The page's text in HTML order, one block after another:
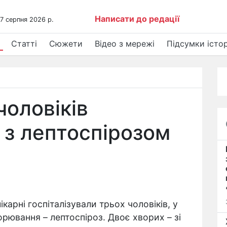
серпня 2026 р. Написати до редації
Статті Сюжети Відео з мережі Підсумки
з лептоспірозом
госпіталізували трьох чоловіків, у
– лептоспіроз. Двоє хворих – зі